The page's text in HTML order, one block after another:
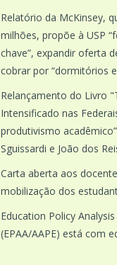
Relatório da McKinsey,
milhões, propõe à USP
chave”, expandir oferta
cobrar por “dormitórios
Relançamento do Livro
Intensificado nas
produtivismo
Sguissardi e João dos
Carta aberta aos
mobilização dos
Education Policy
(EPAA/AAPE) está com